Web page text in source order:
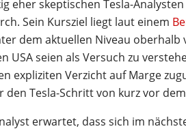
eher skeptischen Tesla-
Sein Kursziel liegt laut einem
dem aktuellen Niveau oberhalb
USA seien als Versuch zu
expliziten Verzicht auf Marge
Tesla-Schritt von kurz vor
erwartet, dass sich im